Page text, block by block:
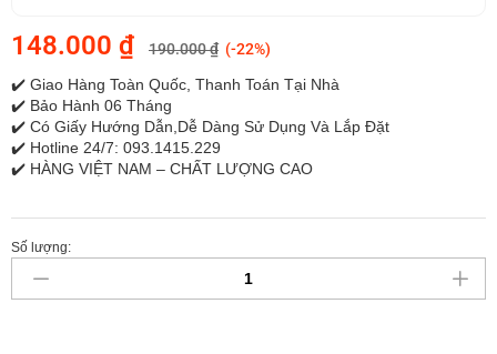
đánh giá
148.000 ₫ 190.000₫ (-22%)
✔️ Giao Hàng Toàn Quốc, Thanh Toán Tại Nhà
✔️ Bảo Hành 06 Tháng
✔️ Có Giấy Hướng Dẫn,Dễ Dàng Sử Dụng Và Lắp Đặt
✔️ Hotline 24/7: 093.1415.229
✔️ HÀNG VIỆT NAM – CHẤT LƯỢNG CAO
Số lượng: